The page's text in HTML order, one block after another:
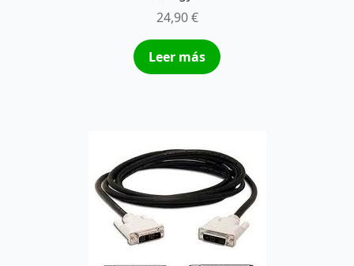
24,90€
Leer más